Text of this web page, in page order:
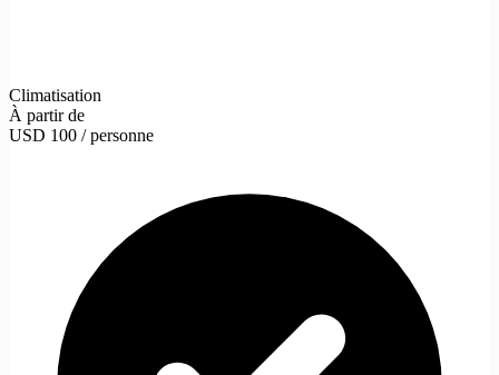
Climatisation
À partir de
USD 100 / personne